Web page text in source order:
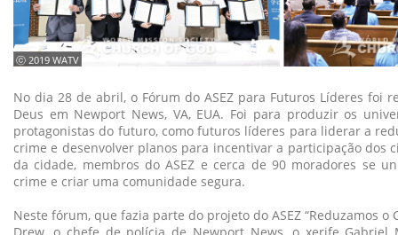
ⓒ 2019 WATV
No dia 28 de abril, o Fórum do ASEZ para Futuros Líderes foi
Deus em Newport News, VA, EUA. Foi para produzir os
protagonistas do futuro, como futuros líderes para liderar a
crime e desenvolver planos para incentivar a participação dos
da cidade, membros do ASEZ e cerca de 90 moradores se
crime e criar uma comunidade segura.
Neste fórum, que fazia parte do projeto do ASEZ “Reduzamos o